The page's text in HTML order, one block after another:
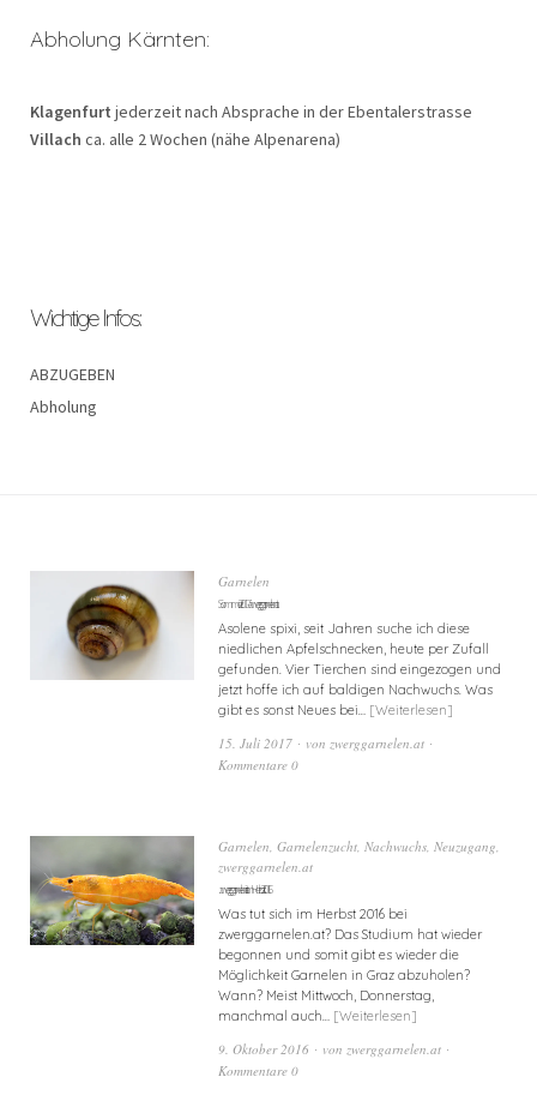
Abholung Kärnten:
Klagenfurt jederzeit nach Absprache in der Ebentalerstrasse
Villach ca. alle 2 Wochen (nähe Alpenarena)
Wichtige Infos:
ABZUGEBEN
Abholung
Garnelen
Sommer 2017 – zwerggarnelen.at
Asolene spixi, seit Jahren suche ich diese
niedlichen Apfelschnecken, heute per Zufall
gefunden. Vier Tierchen sind eingezogen und
jetzt hoffe ich auf baldigen Nachwuchs. Was
gibt es sonst Neues bei…
Weiterlesen
15. Juli 2017 von zwerggarnelen.at
Kommentare 0
Garnelen ,Garnelenzucht ,Nachwuchs ,Neuzugang
zwerggarnelen.at
zwerggarnelen.at im Herbst 2016
Was tut sich im Herbst 2016 bei
zwerggarnelen.at? Das Studium hat wieder
begonnen und somit gibt es wieder die
Möglichkeit Garnelen in Graz abzuholen?
Wann? Meist Mittwoch, Donnerstag,
manchmal auch…
Weiterlesen
9. Oktober 2016 von zwerggarnelen.at
Kommentare 0